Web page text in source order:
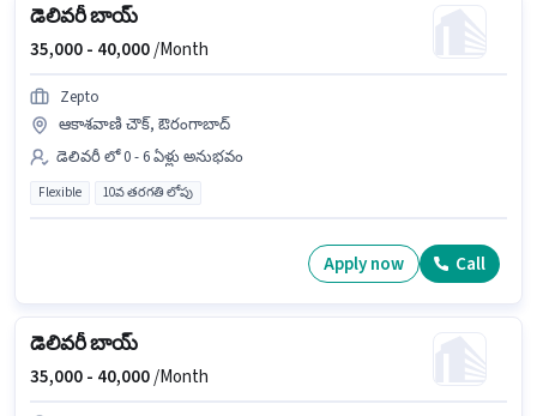
డెలివరీ బాయ్
35,000 - 40,000/Month
Zepto
ఆకాశవాణి చౌక్, ఔరంగాబాద్
డెలివరీ లో 0 - 6 ఏళ్లు అనుభవం
Flexible 10వ తరగతి లోపు
Apply now Call
డెలివరీ బాయ్
35,000 - 40,000/Month